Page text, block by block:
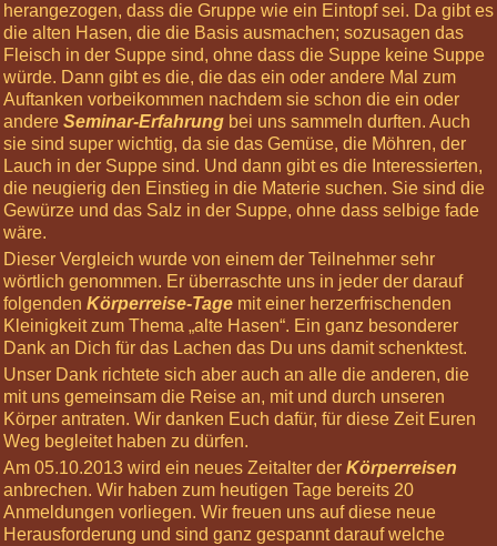
herangezogen, dass die Gruppe wie ein Eintopf sei. Da gibt es
die alten Hasen, die die Basis ausmachen; sozusagen das
Fleisch in der Suppe sind, ohne dass die Suppe keine Suppe
würde. Dann gibt es die, die das ein oder andere Mal zum
Auftanken vorbeikommen nachdem sie schon die ein oder
andere Seminar-Erfahrung bei uns sammeln durften. Auch
sie sind super wichtig, da sie das Gemüse, die Möhren, der
Lauch in der Suppe sind. Und dann gibt es die Interessierten,
die neugierig den Einstieg in die Materie suchen. Sie sind die
Gewürze und das Salz in der Suppe, ohne dass selbige fade
wäre.
Dieser Vergleich wurde von einem der Teilnehmer sehr
wörtlich genommen. Er überraschte uns in jeder der darauf
folgenden Körperreise-Tage mit einer herzerfrischenden
Kleinigkeit zum Thema „alte Hasen“. Ein ganz besonderer
Dank an Dich für das Lachen das Du uns damit schenktest.
Unser Dank richtete sich aber auch an alle die anderen, die
mit uns gemeinsam die Reise an, mit und durch unseren
Körper antraten. Wir danken Euch dafür, für diese Zeit Euren
Weg begleitet haben zu dürfen.
Am 05.10.2013 wird ein neues Zeitalter der Körperreisen
anbrechen. Wir haben zum heutigen Tage bereits 20
Anmeldungen vorliegen. Wir freuen uns auf diese neue
Herausforderung und sind ganz gespannt darauf welche
Veda
finden
Folgen  Twittern 